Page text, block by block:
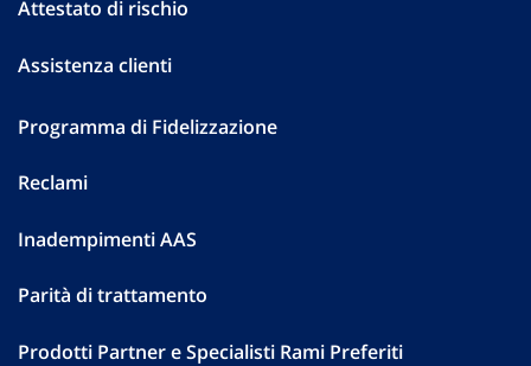
Attestato di rischio
Assistenza clienti
Programma di Fidelizzazione
Reclami
Inadempimenti AAS
Parità di trattamento
Prodotti Partner e Specialisti Rami Preferiti